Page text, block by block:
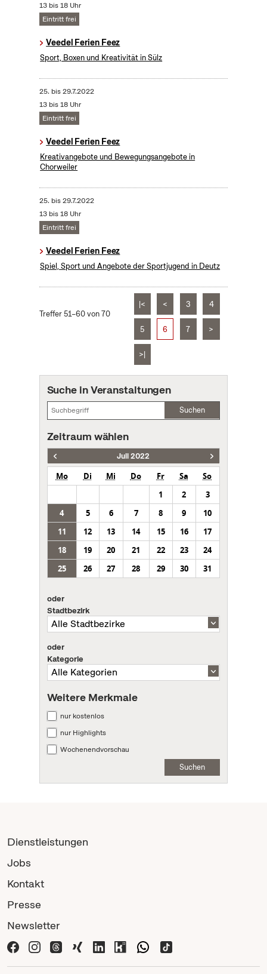
13 bis 18 Uhr
Eintritt frei
Veedel Ferien Feez
Sport, Boxen und Kreativität in Sülz
25. bis29.7.2022
13 bis 18 Uhr
Eintritt frei
Veedel Ferien Feez
Kreativangebote und Bewegungsangebote in
Chorweiler
25. bis29.7.2022
13 bis 18 Uhr
Eintritt frei
Veedel Ferien Feez
Spiel, Sport und Angebote der Sportjugend in Deutz
Treffer 51–60 von 70
|< < 3 4
5 6 7 >
>|
Suche in Veranstaltungen
Suchen
Zeitraum wählen
Juli 2022
Mo Di Mi Do Fr Sa
So
1
2
3
4
5 6 7 8 9
10
11
12 13 14 15 16
17
18
19 20 21 22 23
24
25
26 27 28 29 30 31
oder
Stadtbezirk
oder
Kategorie
Weitere Merkmale
nur kostenlos
nur Highlights
Wochenendvorschau
Suchen
Dienstleistungen
Jobs
Kontakt
Presse
Newsletter